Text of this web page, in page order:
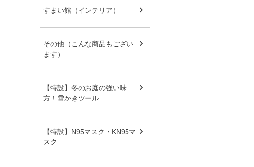
すまい館（インテリア）
その他（こんな商品もござい
ます）
【特設】冬のお庭の強い味
方！雪かきツール
【特設】N95マスク・KN95マ
スク